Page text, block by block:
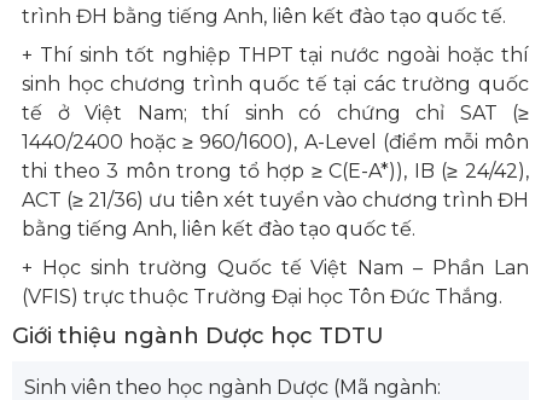
trình ĐH bằng tiếng Anh, liên kết đào tạo quốc tế.
+ Thí sinh tốt nghiệp THPT tại nước ngoài hoặc thí
sinh học chương trình quốc tế tại các trường quốc
tế ở Việt Nam; thí sinh có chứng chỉ SAT (≥
1440/2400 hoặc ≥ 960/1600), A-Level (điểm mỗi môn
thi theo 3 môn trong tổ hợp ≥ C(E-A*)), IB (≥ 24/42),
ACT (≥ 21/36) ưu tiên xét tuyển vào chương trình ĐH
bằng tiếng Anh, liên kết đào tạo quốc tế.
+ Học sinh trường Quốc tế Việt Nam – Phần Lan
(VFIS) trực thuộc Trường Đại học Tôn Đức Thắng.
Giới thiệu ngành Dược học TDTU
Sinh viên theo học ngành Dược (Mã ngành: